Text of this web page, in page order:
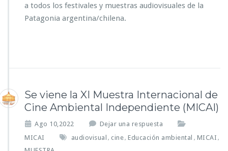
a todos los festivales y muestras audiovisuales de la
Patagonia argentina/chilena.
Se viene la XI Muestra Internacional de
Cine Ambiental Independiente (MICAI)
Ago 10,2022
Dejar una respuesta
MICAI
audiovisual , cine, Educación ambiental , MICAI ,